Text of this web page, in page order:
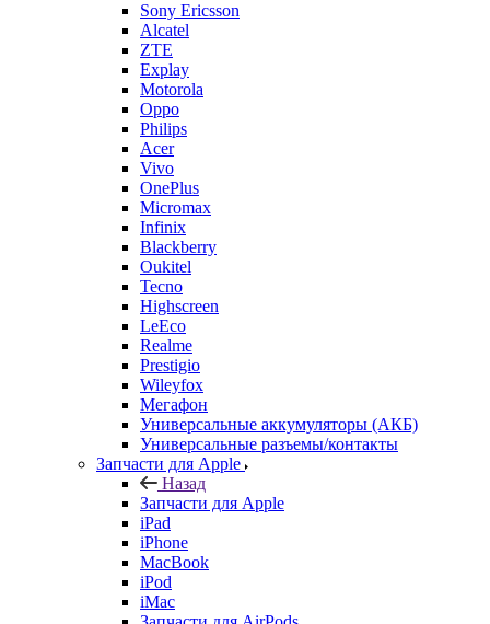
Sony Ericsson
Alcatel
ZTE
Explay
Motorola
Oppo
Philips
Acer
Vivo
OnePlus
Micromax
Infinix
Blackberry
Oukitel
Tecno
Highscreen
LeEco
Realme
Prestigio
Wileyfox
Мегафон
Универсальные аккумуляторы (АКБ)
Универсальные разъемы/контакты
Запчасти для Apple
Назад
Запчасти для Apple
iPad
iPhone
MacBook
iPod
iMac